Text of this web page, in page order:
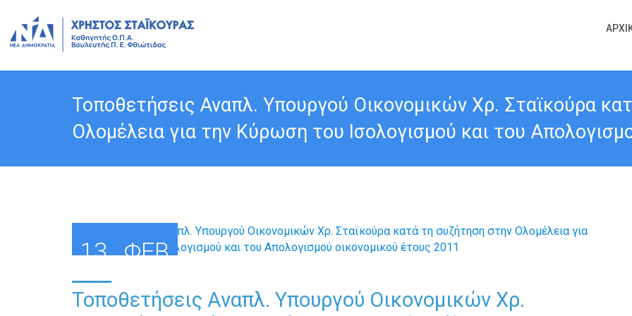
Τοποθετήσεις Αναπλ. Υπουργού Οικονομικών Χρ. Σταϊκούρα
Ολομέλεια για την Κύρωση του Ισολογισμού και του
13 ΦΕΒ
Τοποθετήσεις Αναπλ. Υπουργού Οικονομικών Χρ.